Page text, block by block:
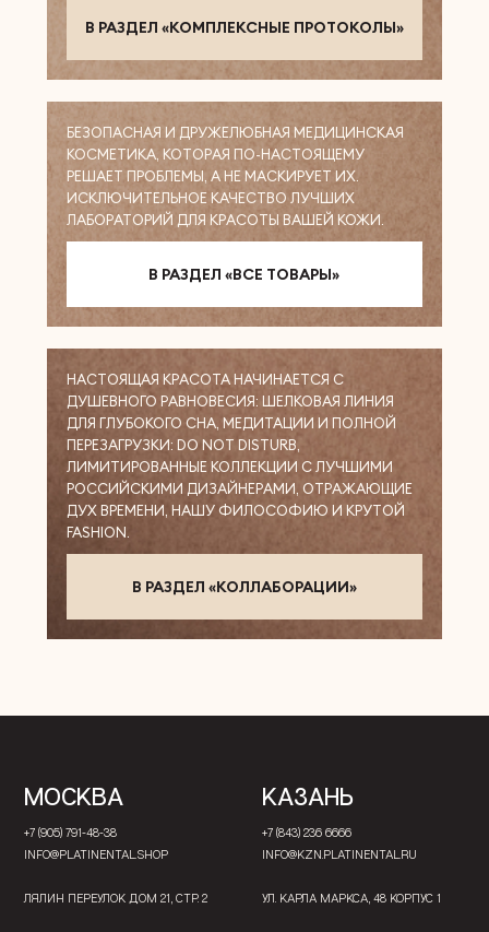
В РАЗДЕЛ «КОМПЛЕКСНЫЕ ПРОТОКОЛЫ»
БЕЗОПАСНАЯ И ДРУЖЕЛЮБНАЯ МЕДИЦИНСКАЯ
КОСМЕТИКА, КОТОРАЯ ПО-НАСТОЯЩЕМУ
РЕШАЕТ ПРОБЛЕМЫ, А НЕ МАСКИРУЕТ ИХ.
ИСКЛЮЧИТЕЛЬНОЕ КАЧЕСТВО ЛУЧШИХ
ЛАБОРАТОРИЙ ДЛЯ КРАСОТЫ ВАШЕЙ КОЖИ.
В РАЗДЕЛ «ВСЕ ТОВАРЫ»
В РАЗДЕЛ «КОЛЛАБОРАЦИИ»
НАСТОЯЩАЯ КРАСОТА НАЧИНАЕТСЯ С
ДУШЕВНОГО РАВНОВЕСИЯ: ШЕЛКОВАЯ ЛИНИЯ
ДЛЯ ГЛУБОКОГО СНА, МЕДИТАЦИИ И ПОЛНОЙ
ПЕРЕЗАГРУЗКИ: DO NOT DISTURB,
ЛИМИТИРОВАННЫЕ КОЛЛЕКЦИИ С ЛУЧШИМИ
РОССИЙСКИМИ ДИЗАЙНЕРАМИ, ОТРАЖАЮЩИЕ
ДУХ ВРЕМЕНИ, НАШУ ФИЛОСОФИЮ И КРУТОЙ
FASHION.
МОСКВА
+7 (905) 791-48-38
INFO@PLATINENTAL.SHOP
ЛЯЛИН ПЕРЕУЛОК ДОМ 21, СТР. 2
КАЗАНЬ
+7 (843) 236 6666
INFO@KZN.PLATINENTAL.RU
УЛ. КАРЛА МАРКСА, 48 КОРПУС 1